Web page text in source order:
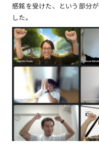
感銘を受けた、という部分
した。